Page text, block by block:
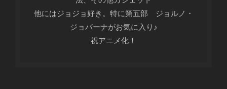
他にはジョジョ好き。特に第五部 ジョルノ・
ジョバーナがお気に入り♪
祝アニメ化！